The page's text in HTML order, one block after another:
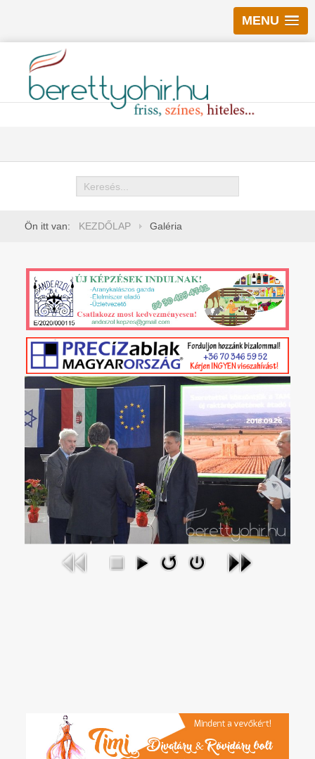
MENU
Keresés
Ön itt van: KEZDŐLAP Galéria